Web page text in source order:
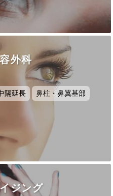
外科
隔延長
鼻柱・鼻翼基部
ジング